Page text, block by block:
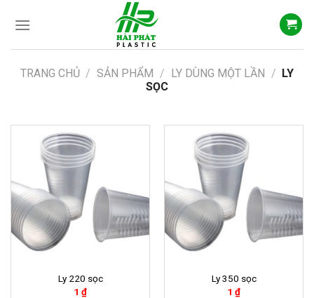
TRANG CHỦ / SẢN PHẨM / LY DÙNG MỘT LẦN / LY
SỌC
Ly 220 sọc
1 ₫
Ly 350 sọc
1 ₫